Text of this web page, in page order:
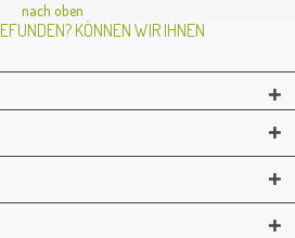
nach oben
KÖNNEN WIR IHNEN